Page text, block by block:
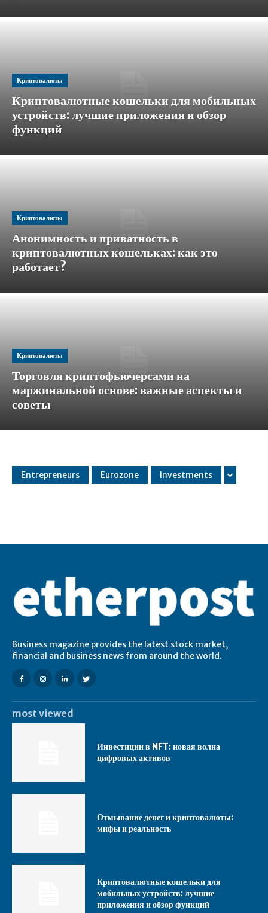
Криптовалюты
Криптовалютные кошельки для мобильных
устройств: лучшие приложения и обзор
функций
Криптовалюты
Анонимность и приватность в
криптовалютных кошельках: как это
работает?
Криптовалюты
Торговля криптофьючерсами на
маржинальной основе: важные аспекты и
советы
Entrepreneurs Eurozone Investments
Business magazine provides the latest stock market,
financial and business news from around the world.
most viewed
Инвестиции в NFT: новая волна
цифровых активов
Отмывание денег и криптовалюты:
мифы и реальность
Криптовалютные кошельки для
мобильных устройств: лучшие
приложения и обзор функций